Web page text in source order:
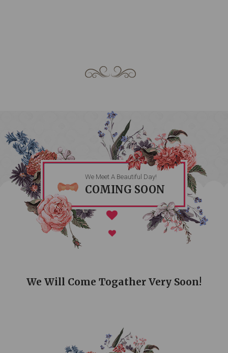
We Meet A Beautiful Day!
COMING SOON
We Will Come Togather Very Soon!